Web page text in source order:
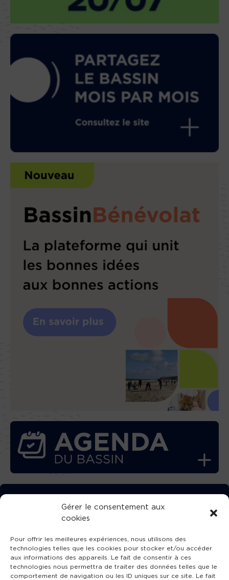
Gérer le consentement aux
cookies
Pour offrir les meilleures expériences, nous utilisons des
technologies telles que les cookies pour stocker et/ou accéder
aux informations des appareils. Le fait de consentir à ces
technologies nous permettra de traiter des données telles que le
comportement de navigation ou les ID uniques sur ce site. Le fait
TÉLÉCHARGEZ GRATUITEMENT
L’APPLICATION TVBA !